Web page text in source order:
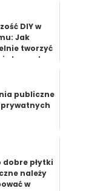
DIY w
Jak
tworzyć
i elementy
publiczne
dobre płytki
należy
w